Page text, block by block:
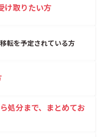
け取りたい方
転を予定されている方
処分まで、まとめてお